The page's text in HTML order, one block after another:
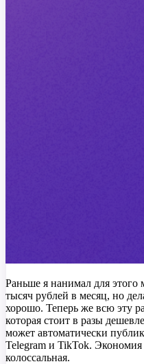
Раньше я нанимал для этого
тысяч рублей в месяц, но
хорошо. Теперь же всю эту
которая стоит в разы
может автоматически
Telegram и TikTok.
колоссальная.